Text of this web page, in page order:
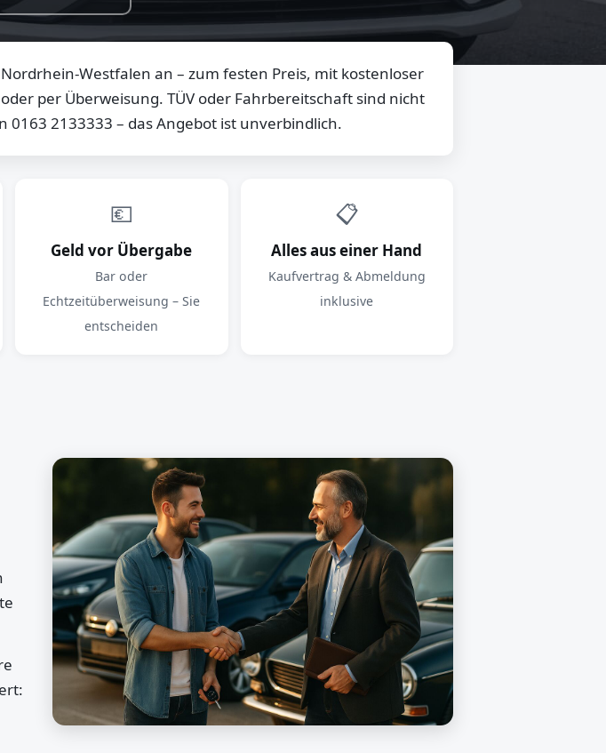
Westfalen an – zum festen Preis, mit kostenloser
per Überweisung. TÜV oder Fahrbereitschaft sind nicht
0163 2133333 – das Angebot ist unverbindlich.
💶
Geld vor Übergabe
Bar oder
Echtzeitüberweisung – Sie
entscheiden
📋
Alles aus einer Hand
Kaufvertrag & Abmeldung
inklusive